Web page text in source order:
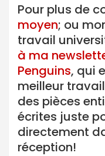
Pour plus de
moyen; ou
travail
à ma
Penguins, qui
meilleur
des pièces
écrites juste
directement
réception!